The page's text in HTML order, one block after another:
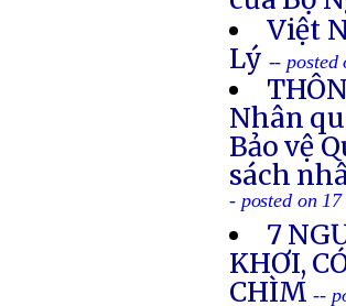
Việt
Lý -- posted
Nhân
Bảo vệ
sách
- posted on
7
KHƠI,
CHÌM --